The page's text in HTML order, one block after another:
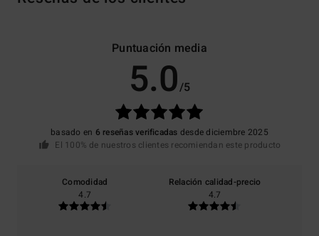
Puntuación media
5.0/5
basado en 6 reseñas verificadas desde diciembre 2025
El 100% de nuestros clientes recomiendan este producto
Comodidad
4.7
Relación calidad-precio
4.7